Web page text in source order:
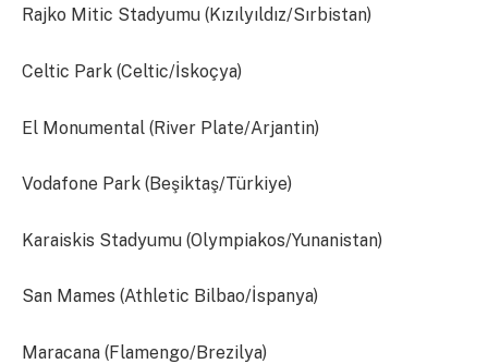
Rajko Mitic Stadyumu (Kızılyıldız/Sırbistan)
Celtic Park (Celtic/İskoçya)
El Monumental (River Plate/Arjantin)
Vodafone Park (Beşiktaş/Türkiye)
Karaiskis Stadyumu (Olympiakos/Yunanistan)
San Mames (Athletic Bilbao/İspanya)
Maracana (Flamengo/Brezilya)